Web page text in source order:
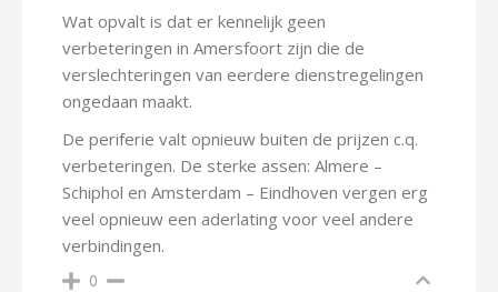
Wat opvalt is dat er kennelijk geen
verbeteringen in Amersfoort zijn die de
verslechteringen van eerdere dienstregelingen
ongedaan maakt.
De periferie valt opnieuw buiten de prijzen c.q.
verbeteringen. De sterke assen: Almere –
Schiphol en Amsterdam – Eindhoven vergen erg
veel opnieuw een aderlating voor veel andere
verbindingen.
0